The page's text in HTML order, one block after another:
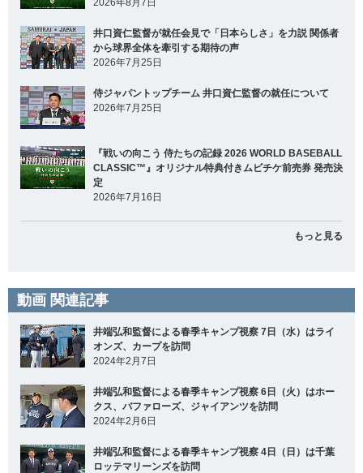
井口資仁監督が就任会見で「日本らしさ」を力説 関係者
から球界全体を牽引する期待の声
2026年7月25日
侍ジャパントップチーム 井口資仁監督の就任について
2026年7月25日
『戦いの向こう 侍たちの記録 2026 WORLD BASEBALL
CLASSIC™』オリジナル特典付きムビチケ前売券 発売決
定
2026年7月16日
もっと見る
動画 関連記事
井端弘和監督による春季キャンプ視察 7日（水）はライ
オンズ、カープを訪問
2024年2月7日
井端弘和監督による春季キャンプ視察 6日（火）はホー
クス、バファローズ、ジャイアンツを訪問
2024年2月6日
井端弘和監督による春季キャンプ視察 4日（日）は千葉
ロッテマリーンズを訪問